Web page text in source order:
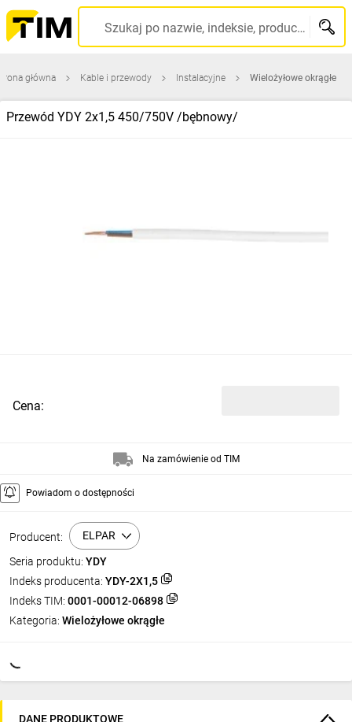
Szukaj po nazwie, indeksie, producencie, kodzie kreskowym...
główna Kable i przewody Instalacyjne Wielożyłowe okrągłe
Przewód YDY 2x1,5 450/750V /bębnowy/
Producent: ELPAR
Seria produktu: YDY
Indeks producenta: YDY-2X1,5
Indeks TIM: 0001-00012-06898
Kategoria: Wielożyłowe okrągłe
Cena:
Na zamówienie od TIM
Powiadom o dostępności
DANE PRODUKTOWE